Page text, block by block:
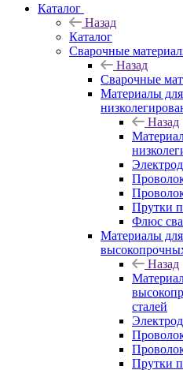
Каталог
Назад
Каталог
Сварочные
Назад
Сварочные
Материалы
Назад
Прутки
Флюс
Материалы
Назад
сталей
Прутки